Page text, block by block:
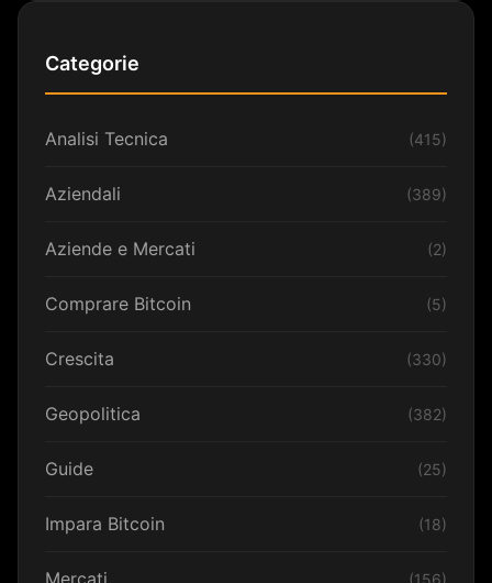
Categorie
Analisi Tecnica (415)
Aziendali (389)
Aziende e Mercati (2)
Comprare Bitcoin (5)
Crescita (330)
Geopolitica (382)
Guide (25)
Impara Bitcoin (18)
(156)